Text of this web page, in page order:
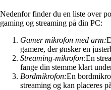
Nedenfor finder du en liste over
gaming og streaming på din PC:
Gamer mikrofon med arm:
gamere, der ønsker en
Streaming-mikrofon:En
fange din stemme klart
Bordmikrofon:En
streaming og kan placeres